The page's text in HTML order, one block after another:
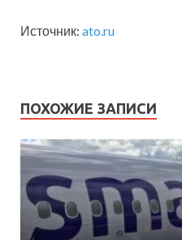
Источник: ato.ru
ПОХОЖИЕ ЗАПИСИ